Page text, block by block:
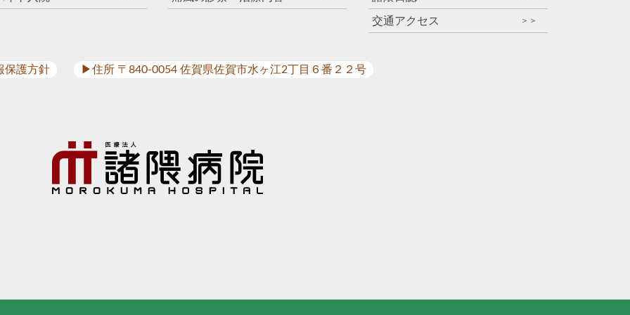
交通アクセス ＞＞
保護方針 ▶︎住所 〒840-0054 佐賀県佐賀市水ヶ江2丁目６番２２号